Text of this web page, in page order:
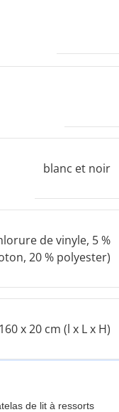
blanc et noir
de vinyle, 5 %
20 % polyester)
x 20 cm (l x L x H)
de lit à ressorts